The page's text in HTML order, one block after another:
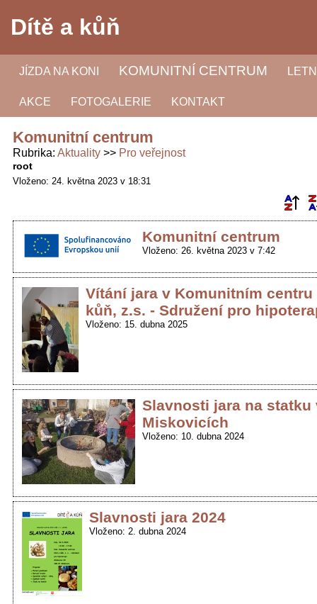
Dítě a kůň
JÍZDA NA KONI KOMUNITNÍ CENTRUM
AKCE FOTOGALERIE KONTAKT
Komunitní centrum
Rubrika Aktuality Pro veřejnost
root
Vloženo: 24. května 2023 v 18:31
Komunitní centrum
Vloženo: 26. května 2023 v 7:42
Vítání jara v Komunitním centru
kůň, z.s. - Sdružení pro
Vloženo: 15. dubna 2025
Slavnosti jara na statku
Miskovicích
Vloženo: 10. dubna 2024
Slavnosti jara 2024
Vloženo: 2. dubna 2024